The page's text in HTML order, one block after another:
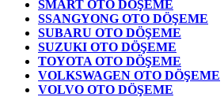
SMART OTO DÖŞEME
SSANGYONG OTO DÖŞEME
SUBARU OTO DÖŞEME
SUZUKI OTO DÖŞEME
TOYOTA OTO DÖŞEME
VOLKSWAGEN OTO DÖŞEME
VOLVO OTO DÖŞEME